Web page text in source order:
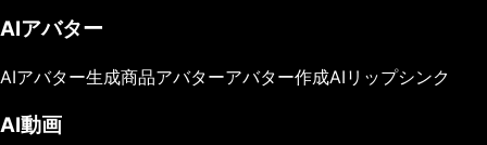
AIアバター
AIアバター生成商品アバターアバター作成AIリップシンク
AI動画